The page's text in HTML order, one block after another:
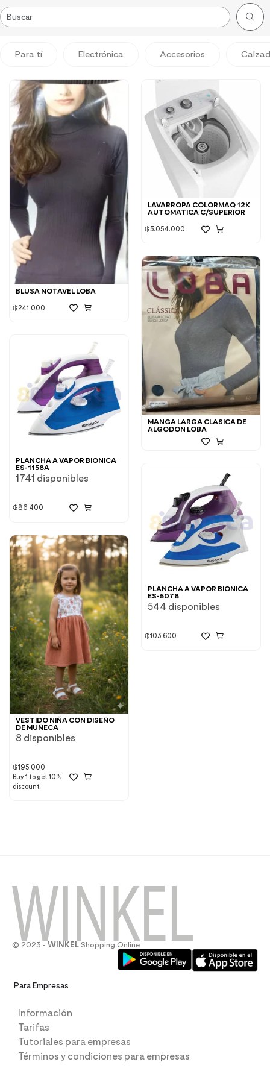
Para tí Electrónica Accesorios
BLUSA NOTAVEL LOBA
₲241.000
LAVARROPA COLORMAQ 12K
AUTOMATICA C/SUPERIOR
₲3.054.000
MANGA LARGA CLASICA DE
ALGODON LOBA
PLANCHA A VAPOR BIONICA
ES-1158A
1741 disponibles
₲86.400
PLANCHA A VAPOR BIONICA
ES-5078
544 disponibles
₲103.600
VESTIDO NIÑA CON DISEÑO
DE MUÑECA
8 disponibles
₲195.000
Buy 1 to get 10%
discount
© 2023 - WINKEL Shopping Online
Para Empresas
Información
Tarifas
Tutoriales para empresas
Términos y condiciones para empresas